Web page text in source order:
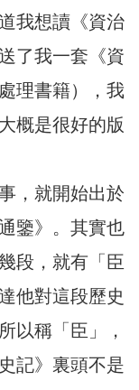
我想讀《資治
了我一套《資
理書籍），我
概是很好的版
，就開始出於
鑒》。其實也
段，就有「臣
他對這段歷史
以稱「臣」，
記》裏頭不是